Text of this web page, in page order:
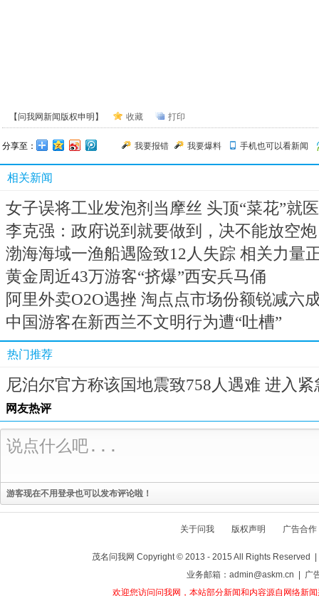
【问我网新闻版权申明】 收藏 打印
分享至： 我要报错 我要爆料 手机也可以看新闻
相关新闻
女子误将工业发泡剂当摩丝 头顶“菜花”就医
李克强：政府说到就要做到，决不能放空炮
渤海海域一渔船遇险致12人失踪 相关力量
黄金周近43万游客“挤爆”西安兵马俑
阿里外卖O2O遇挫 淘点点市场份额锐减六
中国游客在新西兰不文明行为遭“吐槽”
热门推荐
尼泊尔官方称该国地震致758人遇难 进入紧
网友热评
游客现在不用登录也可以发布评论啦！
关于问我 版权声明 广告合作
茂名问我网 Copyright © 2013 - 2015 All Rights Reserved
业务邮箱：admin@askm.cn | 广
欢迎您访问问我网，本站部分新闻和内容源自网络新